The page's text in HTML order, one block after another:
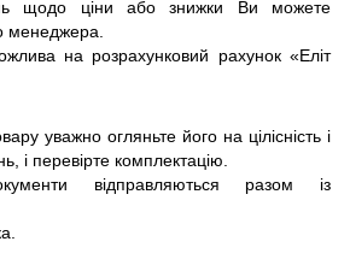
щодо ціни або знижки Ви можете
менеджера.
на розрахунковий рахунок «Еліт
уважно огляньте його на цілісність і
і перевірте комплектацію.
відправляються разом із